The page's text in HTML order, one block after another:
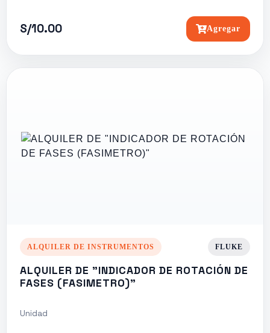
S/10.00 Agregar
ALQUILER DE INSTRUMENTOS FLUKE
ALQUILER DE "INDICADOR DE ROTACIÓN DE
FASES (FASIMETRO)"
Unidad